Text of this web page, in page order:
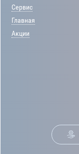
Сервис
Главная
Акции